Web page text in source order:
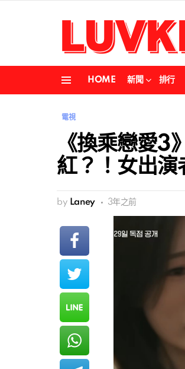
HOME 新聞 排行
電視
《換乘戀愛3
紅？！女出演
by Laney 3年之前